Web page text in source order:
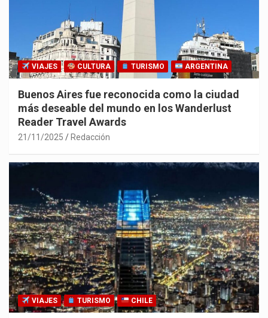
VIAJES CULTURA TURISMO ARGENTINA
Buenos Aires fue reconocida como la ciudad
más deseable del mundo en los Wanderlust
Reader Travel Awards
21/11/2025 Redacción
VIAJES TURISMO CHILE